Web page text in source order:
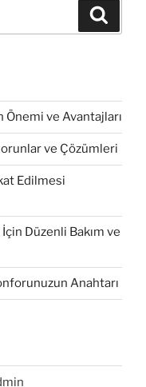
Önemi ve Avantajları
ve Çözümleri
Edilmesi
Düzenli Bakım ve
Anahtarı